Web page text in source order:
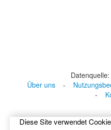
Über uns -
-
Diese Site verwendet